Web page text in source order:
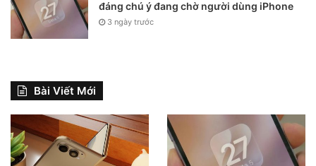
hệ thống loa
Cầm iPhone 12 Mini trên tay cho cảm giác máy khá mỏng,
trên thực tế máy lại sở hữu độ dày tương đương với người
anh em sở hữu màn hình 6,1 inch. Vì khối lượng nhẹ nên
cảm giác cầm nắm khá hẫng và không an toàn
đáng chú ý đang chờ người dùng iPhone
3 ngày trước
Bài Viết Mới